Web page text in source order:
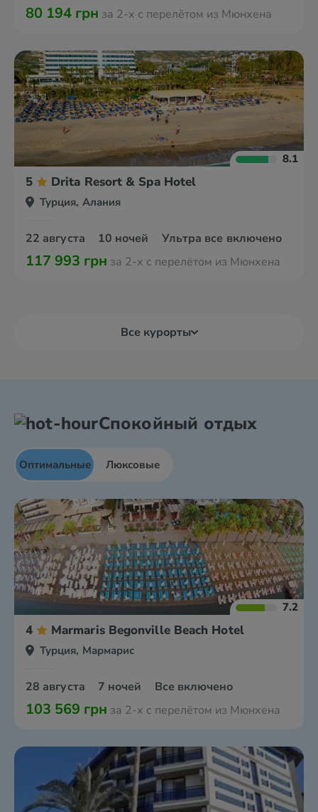
80 194 грн за 2-х с перелётом из Мюнхена
8.1
5 Drita Resort & Spa Hotel
Турция, Алания
22 августа 10 ночей Ультра все включено
117 993 грн за 2-х с перелётом из Мюнхена
Все курорты
Спокойный отдых
Оптимальные Люксовые
7.2
4 Marmaris Begonville Beach Hotel
Турция, Мармарис
28 августа 7 ночей Все включено
103 569 грн за 2-х с перелётом из Мюнхена